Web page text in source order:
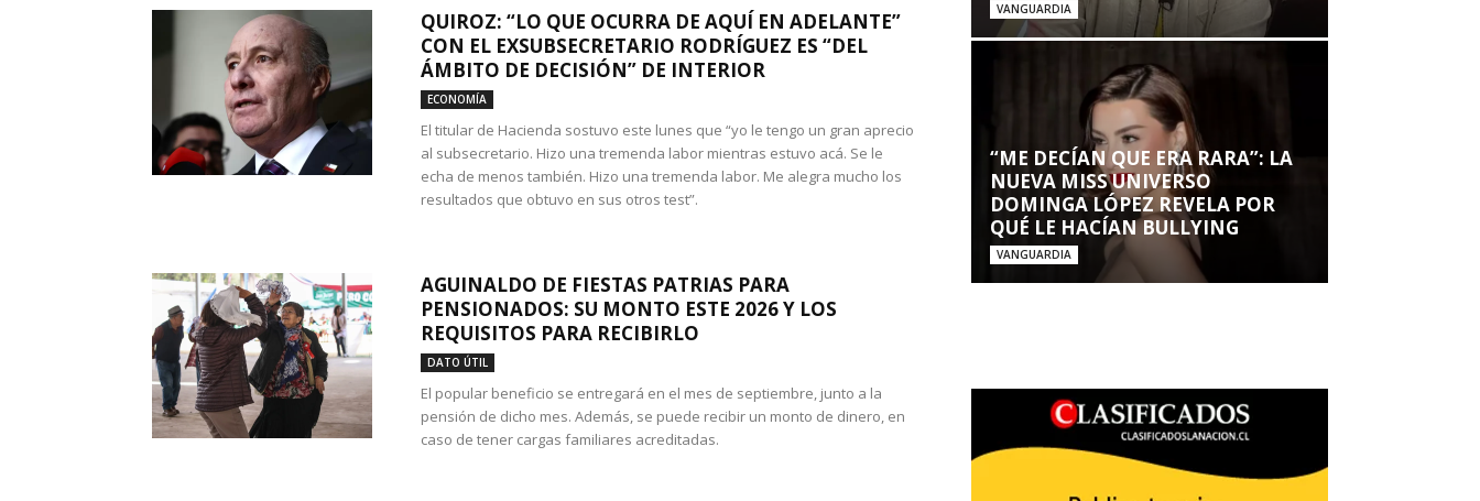
QUIROZ: “LO QUE OCURRA DE AQUÍ EN ADELANTE”
CON EL EXSUBSECRETARIO RODRÍGUEZ ES “DEL
ÁMBITO DE DECISIÓN” DE INTERIOR
ECONOMÍA
El titular de Hacienda sostuvo este lunes que “yo le tengo un gran aprecio
al subsecretario. Hizo una tremenda labor mientras estuvo acá. Se le
echa de menos también. Hizo una tremenda labor. Me alegra mucho los
resultados que obtuvo en sus otros test”.
AGUINALDO DE FIESTAS PATRIAS PARA
PENSIONADOS: SU MONTO ESTE 2026 Y LOS
REQUISITOS PARA RECIBIRLO
DATO ÚTIL
El popular beneficio se entregará en el mes de septiembre, junto a la
pensión de dicho mes. Además, se puede recibir un monto de dinero, en
caso de tener cargas familiares acreditadas.
VANGUARDIA
“ME DECÍAN QUE ERA RARA”: LA
NUEVA MISS UNIVERSO
DOMINGA LÓPEZ REVELA POR
QUÉ LE HACÍAN BULLYING
VANGUARDIA